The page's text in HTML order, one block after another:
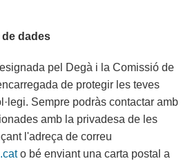
dades
pel Degà i la Comissió de
de protegir les teves
Sempre podràs contactar amb
amb la privadesa de les
l'adreça de correu
o bé enviant una carta postal a